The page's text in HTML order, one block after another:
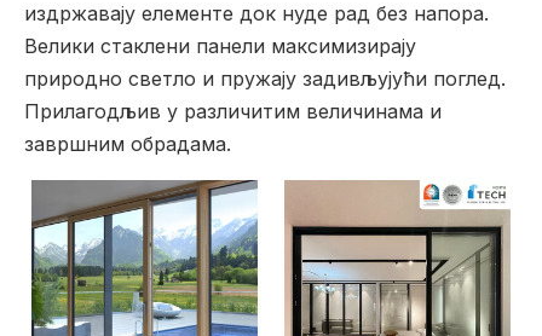
издржавају елементе док нуде рад без напора.
Велики стаклени панели максимизирају
природно светло и пружају задивљујући поглед.
Прилагодљив у различитим величинама и
завршним обрадама.